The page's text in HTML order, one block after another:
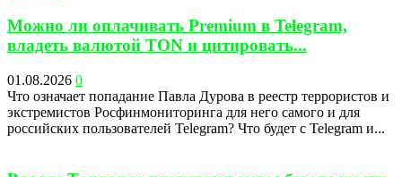
Можно ли оплачивать Premium в Telegram,
владеть валютой TON и цитировать...
01.08.2026 0
Что означает попадание Павла Дурова в реестр террористов и
экстремистов Росфинмониторинга для него самого и для
российских пользователей Telegram? Что будет с Telegram и...